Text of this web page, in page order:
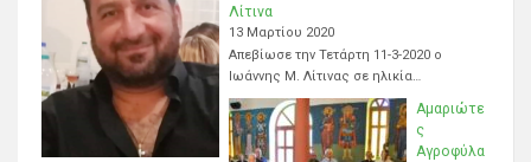
Λίτινα
13 Μαρτίου 2020
Απεβίωσε την Τετάρτη 11-3-2020 ο
Ιωάννης Μ. Λίτινας σε ηλικία…
Αμαριώτε
ς
Αγροφύλα